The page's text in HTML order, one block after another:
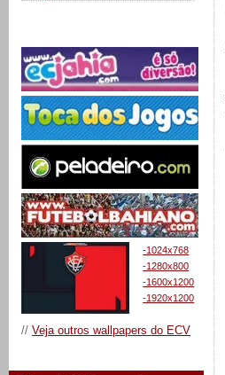
-1024x768
-1280x800
-1600x1200
-1920x1200
// Veja outros wallpapers do ECV